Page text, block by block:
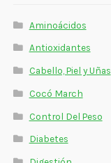
Aminoácidos
Antioxidantes
Cabello, Piel y Uñas
Cocó March
Control Del Peso
Diabetes